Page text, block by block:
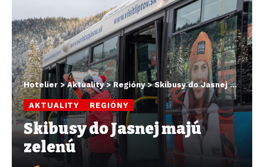
Hotelier >Aktuality>Regióny>Skibusy do Jasnej majú zelenú
AKTUALITY REGIÓNY
Skibusy do Jasnej majú
zelenú